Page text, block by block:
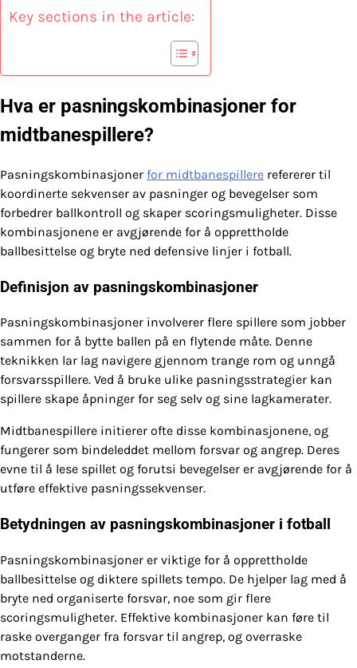
Key sections in the article:
Hva er pasningskombinasjoner for
midtbanespillere?
Pasningskombinasjoner for midtbanespillere refererer til
koordinerte sekvenser av pasninger og bevegelser som
forbedrer ballkontroll og skaper scoringsmuligheter. Disse
kombinasjonene er avgjørende for å opprettholde
ballbesittelse og bryte ned defensive linjer i fotball.
Definisjon av pasningskombinasjoner
Pasningskombinasjoner involverer flere spillere som jobber
sammen for å bytte ballen på en flytende måte. Denne
teknikken lar lag navigere gjennom trange rom og unngå
forsvarsspillere. Ved å bruke ulike pasningsstrategier kan
spillere skape åpninger for seg selv og sine lagkamerater.
Midtbanespillere initierer ofte disse kombinasjonene, og
fungerer som bindeleddet mellom forsvar og angrep. Deres
evne til å lese spillet og forutsi bevegelser er avgjørende for å
utføre effektive pasningssekvenser.
Betydningen av pasningskombinasjoner i fotball
Pasningskombinasjoner er viktige for å opprettholde
ballbesittelse og diktere spillets tempo. De hjelper lag med å
bryte ned organiserte forsvar, noe som gir flere
scoringsmuligheter. Effektive kombinasjoner kan føre til
raske overganger fra forsvar til angrep, og overraske
motstanderne.